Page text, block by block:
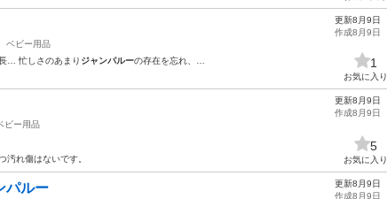
ベビー用品
… 忙しさのあまり ジャンパルーの存在を忘れ、…
更新8月9日
作成8月9日
1
お気に入り
ビー用品
汚れ傷はないです。
更新8月9日
作成8月9日
5
お気に入り
パルー
更新8月9日
作成8月9日